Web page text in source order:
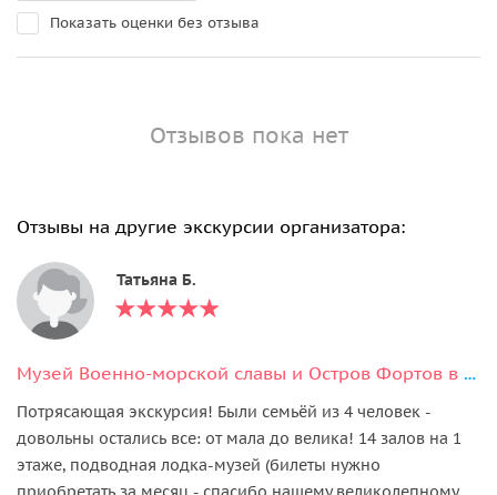
Показать оценки без отзыва
Отзывов пока нет
Отзывы на другие экскурсии организатора:
Татьяна Б.
Музей Военно-морской славы и Остров Фортов в Кронштадте
Потрясающая экскурсия! Были семьёй из 4 человек -
довольны остались все: от мала до велика! 14 залов на 1
этаже, подводная лодка-музей (билеты нужно